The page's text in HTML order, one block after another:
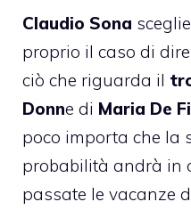
Claudio Sona sceglie
proprio il caso di
ciò che riguarda il
Donne di Maria De
poco importa che la
probabilità andrà in
passate le vacanze